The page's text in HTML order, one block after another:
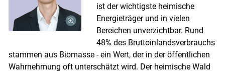
ist der wichtigste heimische
Energieträger und in vielen
Bereichen unverzichtbar. Rund
48% des Bruttoinlandsverbrauchs
stammen aus Biomasse - ein Wert, der in der öffentlichen
Wahrnehmung oft unterschätzt wird. Der heimische Wald